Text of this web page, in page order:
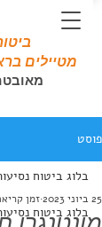
מטיילים
פוסט
בלוג ביטוח
בלוג ביטוח
25 ביוני 2023 זמן קריאה 3